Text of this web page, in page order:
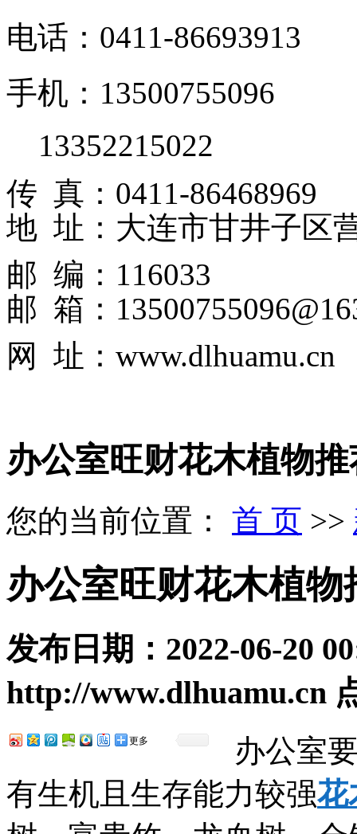
电话：0411-86693913
手机：13500755096
13352215022
传 真：0411-86468969
地 址：大连市甘井子区
邮 编：116033
邮 箱：
网 址：www.dlhuamu.cn
办公室旺财花木植物推
您的当前位置： 首 页 >>
办公室旺财花木植物
发布日期： 2022-06-20
http://www.dlhuamu.cn
更多
办公室
有生机且生存能力较强花